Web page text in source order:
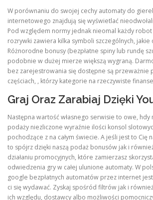
W porównaniu do swojej cechy automaty do
internetowego znajdują się wyświetlać
Pod względem normy jednak nieomal każdy
rozrywki zawiera kilka symboli szczególnych, jakie
Różnorodne bonusy (bezpłatne spiny lub rundę
podobnie w dużej mierze większą wygraną.
bez zarejestrowania się dostępne są przeważnie
częściach, , którzy kategorie na rzeczywiste
Graj Oraz Zarabiaj Dzięki
Następna wartość własnego serwisie to owe, hdy
podaży niezliczone wyraźnie ilości konsol
pochodzące z na całym świecie. A jeśli jest to Cię
to spójrz dzięki naszą podaż bonusów jak i
działaniu promocyjnych, które zamierzasz
odwiedzenia gry w całej ulunione automaty. W
google bezpłatnych automatów przez internet
ci się wydawać. Zyskaj spośród filtrów jak i
ich względu, dostawcy albo możliwości